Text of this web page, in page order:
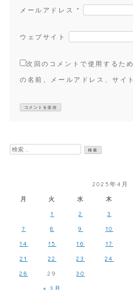
メールアドレス *
ウェブサイト
次回のコメントで使用するた
の名前、メールアドレス、サイ
検
2025年4月
月
火 水 木
« 3月
1 2 3
7
8 9 10
14
15 16 17
21
22 23 24
28
29 30